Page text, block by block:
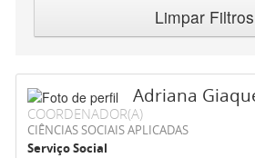
Limpar Filtros
Adriana
COORDENADOR(A)
CIÊNCIAS SOCIAIS APLICADAS
Serviço Social